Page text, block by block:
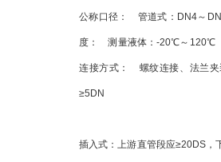
公称口径： 管道式：DN4～
度： 测量液体：-20℃～120℃
连接方式： 螺纹连接、法兰
≥5DN
插入式：上游直管段应≥20DS